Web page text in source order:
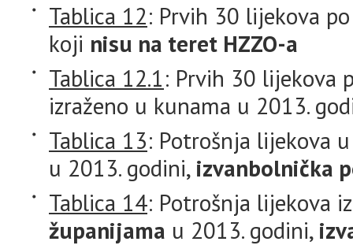
Tablica 12: Prvih 30 lijekova
koji nisu na teret HZZO-a
Tablica 12.1: Prvih 30 lijekova
izraženo u kunama u 2013.
Tablica 13: Potrošnja lijekova
u 2013. godini, izvanbolnička
Tablica 14: Potrošnja lijekova
županijama u 2013. godini,